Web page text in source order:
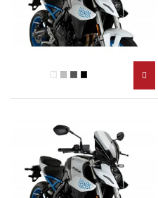
Przezroczysty (W)
Lekko przyciemniany (H)
Mocno przyciemniany
Czarny (N)